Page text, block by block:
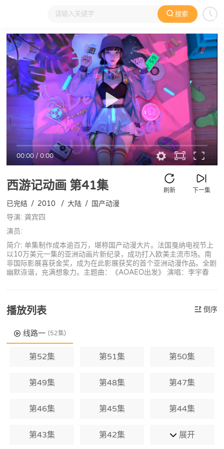
搜索
大家在看 日本动漫 国产动漫 欧美动漫 动漫电影
00:00/0:00
西游记动画 第41集 下一集
刷新
已完结 / 2010 / 大陆 / 国产动漫
导演: 龚宾四
演员:
简介: 单集制作成本逾百万，堪称国产动漫大片。法国戛纳电视节上
以10万美元一集的亚洲动画片新纪录，成功打入欧美主流市场。南
非国际影展喜获金奖，成为在此影展获奖的首个亚洲动漫作品。全剧
幽默诙谐，充满想象力。主题曲：《AOAEO出发》 演唱：李宇春
播放列表 倒序
线路一 (52集)
第52集 第51集 第50集
第49集 第48集 第47集
第46集 第45集 第44集
第43集 第42集 展开